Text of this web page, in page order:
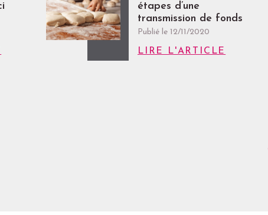
étapes d’une
transmission de fonds
Publié le 12/11/2020
LIRE L'ARTICLE